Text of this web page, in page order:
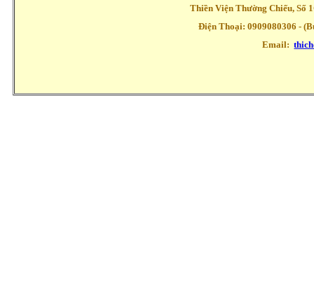
Thiền Viện Thường Chiếu, Số
Điện Thoại: 0909080306 -
Email: